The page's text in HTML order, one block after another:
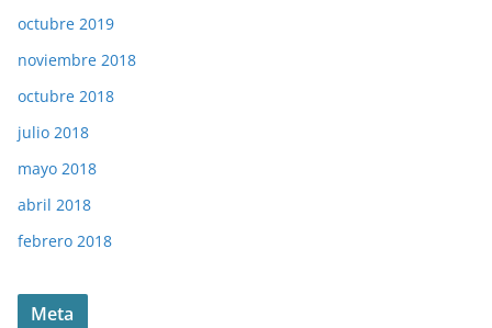
octubre 2019
noviembre 2018
octubre 2018
julio 2018
mayo 2018
abril 2018
febrero 2018
Meta